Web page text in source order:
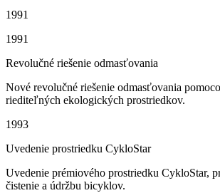
1991
1991
Revolučné riešenie odmasťovania
Nové revolučné riešenie odmasťovania
riediteľných ekologických prostriedkov.
1993
Uvedenie prostriedku CykloStar
Uvedenie prémiového prostriedku CykloStar,
čistenie a údržbu bicyklov.